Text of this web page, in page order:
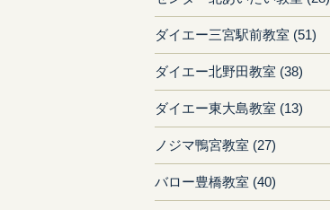
ダイエー三宮駅前教室 (51)
ダイエー北野田教室 (38)
ダイエー東大島教室 (13)
ノジマ鴨宮教室 (27)
バロー豊橋教室 (40)